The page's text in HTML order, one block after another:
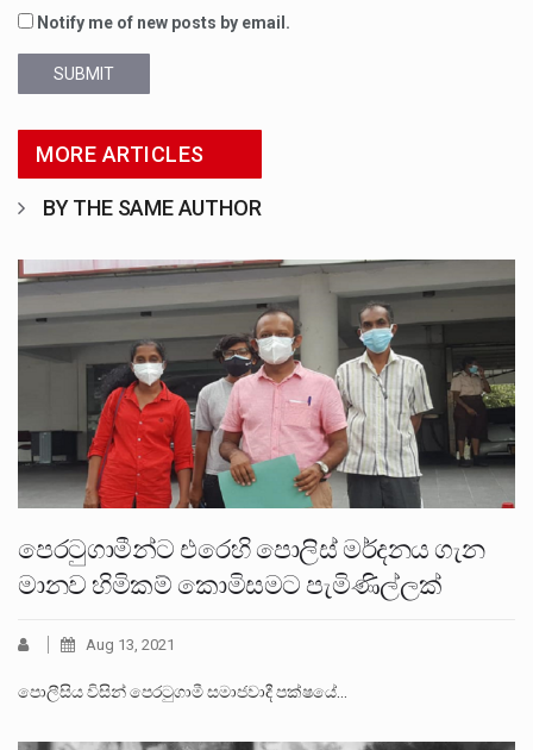
Notify me of new posts by email.
SUBMIT
MORE ARTICLES
BY THE SAME AUTHOR
පෙරටුගාමීන්ට එරෙහි පොලිස් මර්දනය ගැන
මානව හිමිකම් කොමිසමට පැමිණිල්ලක්
Aug 13, 2021
පොලීසිය විසින් පෙරටුගාමී සමාජවාදී පක්ෂයේ…